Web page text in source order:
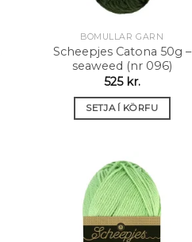
BÓMULLAR GARN
Scheepjes Catona 50g –
seaweed (nr 096)
525 kr.
SETJA Í KÖRFU